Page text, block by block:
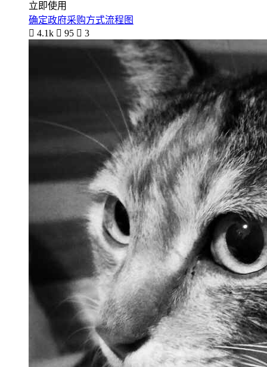
立即使用
确定政府采购方式流程图
 4.1k  95  3